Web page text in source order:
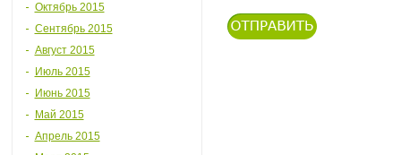
Октябрь 2015
Сентябрь 2015
Август 2015
Июль 2015
Июнь 2015
Май 2015
Апрель 2015